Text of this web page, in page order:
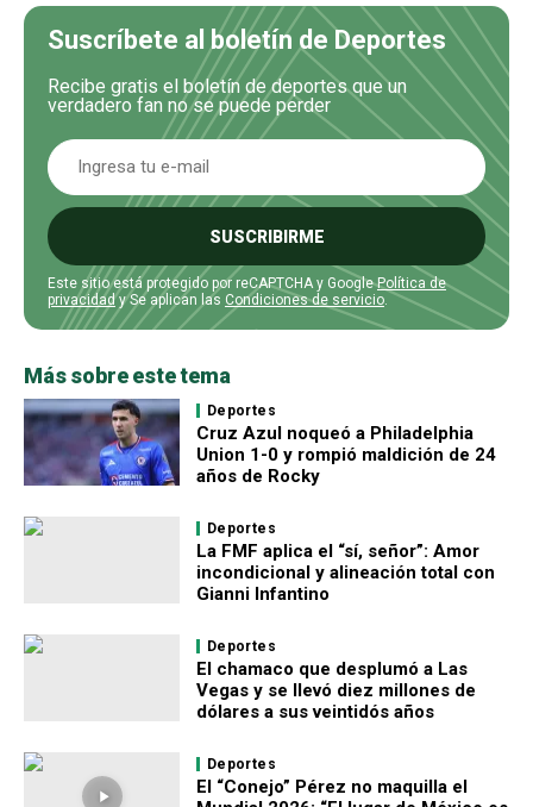
Suscríbete al boletín de Deportes
Recibe gratis el boletín de deportes que un
verdadero fan no se puede perder
SUSCRIBIRME
Este sitio está protegido por reCAPTCHA y GooglePolítica de
privacidady Se aplican las Condiciones de servicio.
Más sobre este tema
Deportes
Cruz Azul noqueó a Philadelphia
Union 1-0 y rompió maldición de 24
años de Rocky
Deportes
La FMF aplica el “sí, señor”: Amor
incondicional y alineación total con
Gianni Infantino
Deportes
El chamaco que desplumó a Las
Vegas y se llevó diez millones de
dólares a sus veintidós años
Deportes
El “Conejo” Pérez no maquilla el